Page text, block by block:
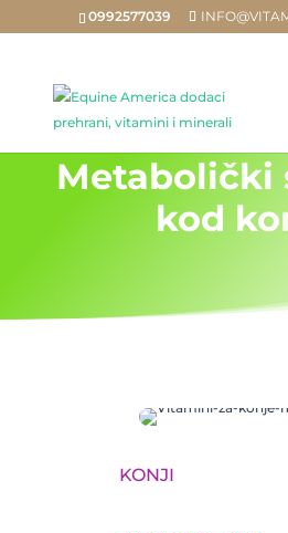
0992577039
Metabolički
kod
KONJI